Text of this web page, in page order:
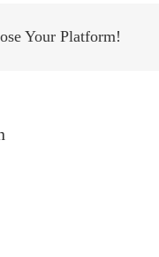
Your Platform!